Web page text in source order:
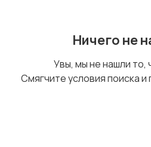
Ничего не
Увы, мы не нашли то,
Смягчите условия поиска